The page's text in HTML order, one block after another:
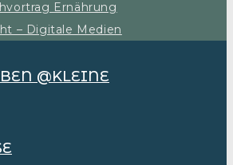
Ernährung
– Digitale Medien
@KLEINE